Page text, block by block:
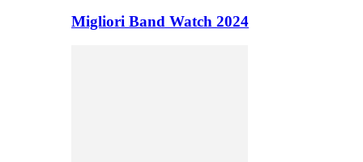
Migliori Band Watch 2024